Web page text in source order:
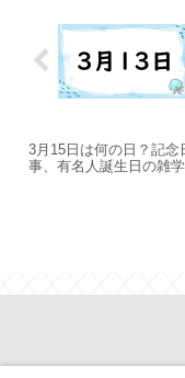
3月15日は何の日？記念
事、有名人誕生日の雑学